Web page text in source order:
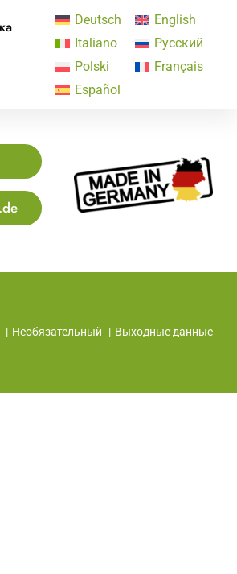
Deutsch
English
Italiano
Русский
Polski
Français
Español
Необязательный Выходные данные